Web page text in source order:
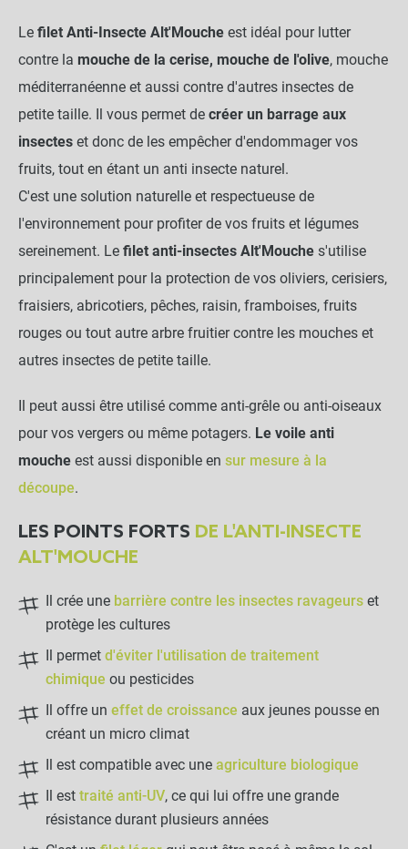
Le filet Anti-Insecte Alt'Mouche est idéal pour lutter
contre la mouche de la cerise, mouche de l'olive, mouche
méditerranéenne et aussi contre d'autres insectes de
petite taille. Il vous permet de créer un barrage aux
insectes et donc de les empêcher d'endommager vos
fruits, tout en étant un anti insecte naturel.
C'est une solution naturelle et respectueuse de
l'environnement pour profiter de vos fruits et légumes
sereinement. Le filet anti-insectes Alt'Mouche s'utilise
principalement pour la protection de vos oliviers, cerisiers,
fraisiers, abricotiers, pêches, raisin, framboises, fruits
rouges ou tout autre arbre fruitier contre les mouches et
autres insectes de petite taille.
Il peut aussi être utilisé comme anti-grêle ou anti-oiseaux
pour vos vergers ou même potagers. Le voile anti
mouche est aussi disponible en sur mesure à la
découpe.
LES POINTS FORTS DE L'ANTI-INSECTE
ALT'MOUCHE
Il crée une barrière contre les insectes ravageurs et
protège les cultures
Il permet d'éviter l'utilisation de traitement
chimique ou pesticides
Il offre un effet de croissance aux jeunes pousse en
créant un micro climat
Il est compatible avec une agriculture biologique
Il est traité anti-UV, ce qui lui offre une grande
résistance durant plusieurs années